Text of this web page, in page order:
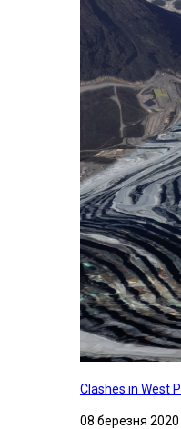
Clashes in West
08 березня 2020